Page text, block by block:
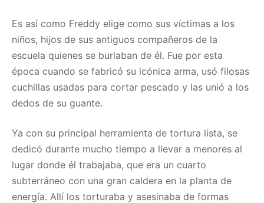
Es así como Freddy elige como sus víctimas a los
niños, hijos de sus antiguos compañeros de la
escuela quienes se burlaban de él. Fue por esta
época cuando se fabricó su icónica arma, usó filosas
cuchillas usadas para cortar pescado y las unió a los
dedos de su guante.
Ya con su principal herramienta de tortura lista, se
dedicó durante mucho tiempo a llevar a menores al
lugar donde él trabajaba, que era un cuarto
subterráneo con una gran caldera en la planta de
energía. Allí los torturaba y asesinaba de formas